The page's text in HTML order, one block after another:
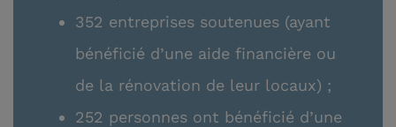
352 entreprises soutenues (ayant
bénéficié d’une aide financière ou
de la rénovation de leur locaux) ;
252 personnes ont bénéficié d’une